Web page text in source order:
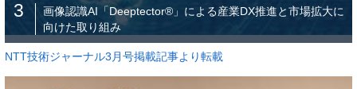
3
画像認識AI「Deeptector®」による産業DX推進と市場拡大に
向けた取り組み
NTT技術ジャーナル3月号掲載記事より転載